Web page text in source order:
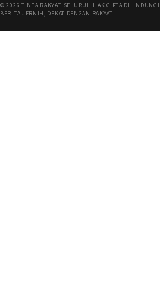
©2026 TINTA RAKYAT. SELURUH HAK CIPTA DILINDUNGI.
BERITA JERNIH, DEKAT DENGAN RAKYAT.